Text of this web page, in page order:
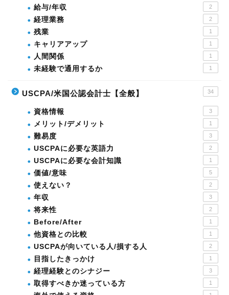
給与/年収 2
経理業務 2
残業 1
キャリアアップ 1
人間関係 1
未経験で通用するか 1
USCPA/米国公認会計士【全般】 34
資格情報 3
メリット/デメリット 1
難易度 3
USCPAに必要な英語力 2
USCPAに必要な会計知識 1
価値/意味 5
使えない？ 2
年収 3
将来性 2
Before/After 1
他資格との比較 1
USCPAが向いている人/損する人 2
目指したきっかけ 1
経理経験とのシナジー 3
取得すべきか迷っている方 1